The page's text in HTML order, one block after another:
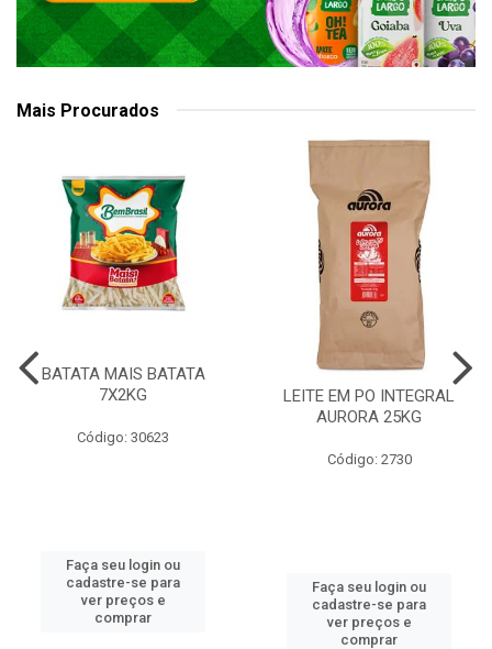
Mais Procurados
BATATA MAIS BATATA
7X2KG
Código: 30623
Faça seu login ou
cadastre-se para
ver preços e
comprar
LEITE EM PO INTEGRAL
AURORA 25KG
Código: 2730
Faça seu login ou
cadastre-se para
ver preços e
comprar